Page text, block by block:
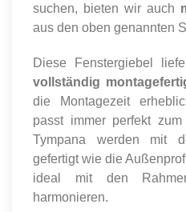
suchen, bieten wir auch
aus den oben genannten
Diese Fenstergiebel
vollständig
die Montagezeit
passt immer perfekt
Tympana werden mit
gefertigt wie die
ideal mit den
harmonieren.